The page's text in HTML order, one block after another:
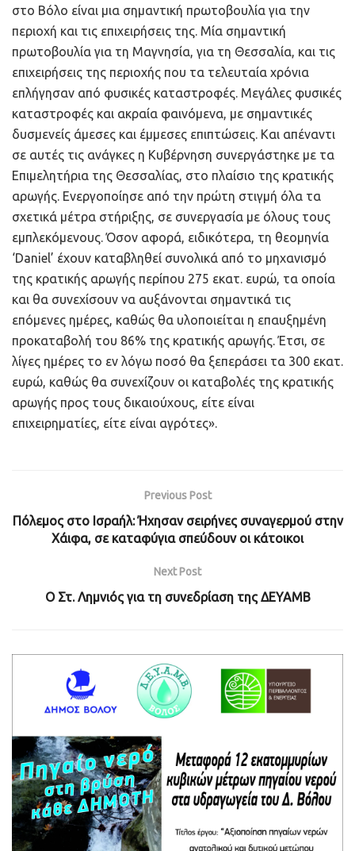
στο Βόλο είναι μια σημαντική πρωτοβουλία για την
περιοχή και τις επιχειρήσεις της. Μία σημαντική
πρωτοβουλία για τη Μαγνησία, για τη Θεσσαλία, και τις
επιχειρήσεις της περιοχής που τα τελευταία χρόνια
επλήγησαν από φυσικές καταστροφές. Μεγάλες φυσικές
καταστροφές και ακραία φαινόμενα, με σημαντικές
δυσμενείς άμεσες και έμμεσες επιπτώσεις. Και απέναντι
σε αυτές τις ανάγκες η Κυβέρνηση συνεργάστηκε με τα
Επιμελητήρια της Θεσσαλίας, στο πλαίσιο της κρατικής
αρωγής. Ενεργοποίησε από την πρώτη στιγμή όλα τα
σχετικά μέτρα στήριξης, σε συνεργασία με όλους τους
εμπλεκόμενους. Όσον αφορά, ειδικότερα, τη θεομηνία
‘Daniel’ έχουν καταβληθεί συνολικά από το μηχανισμό
της κρατικής αρωγής περίπου 275 εκατ. ευρώ, τα οποία
και θα συνεχίσουν να αυξάνονται σημαντικά τις
επόμενες ημέρες, καθώς θα υλοποιείται η επαυξημένη
προκαταβολή του 86% της κρατικής αρωγής. Έτσι, σε
λίγες ημέρες το εν λόγω ποσό θα ξεπεράσει τα 300 εκατ.
ευρώ, καθώς θα συνεχίζουν οι καταβολές της κρατικής
αρωγής προς τους δικαιούχους, είτε είναι
επιχειρηματίες, είτε είναι αγρότες».
Previous Post
Πόλεμος στο Ισραήλ: Ήχησαν σειρήνες συναγερμού στην
Χάιφα, σε καταφύγια σπεύδουν οι κάτοικοι
Next Post
Ο Στ. Λημνιός για τη συνεδρίαση της ΔΕΥΑΜΒ